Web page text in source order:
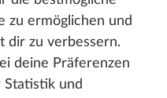
zu ermöglichen und
dir zu verbessern.
deine Präferenzen
und